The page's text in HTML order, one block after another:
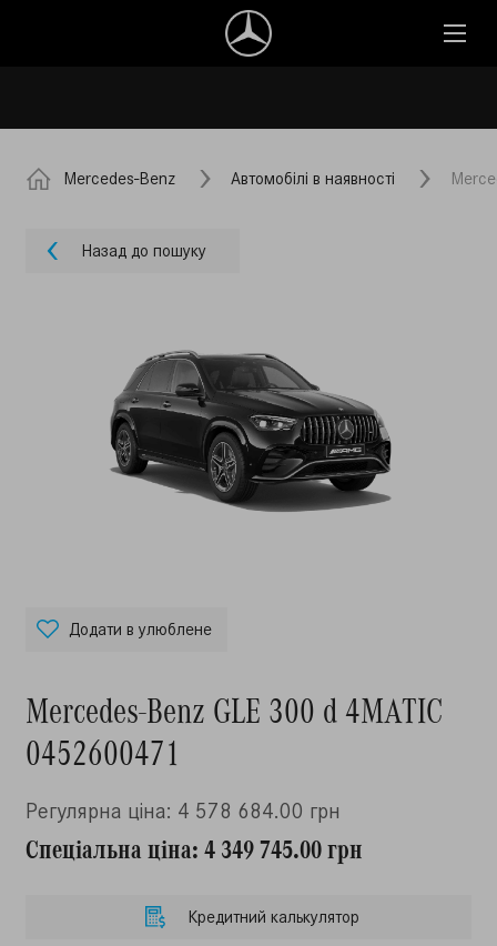
Mercedes-Benz Автомобілі в наявності
Назад до пошуку
Додати в улюблене
Mercedes-Benz GLE 300 d 4MATIC
0452600471
Регулярна ціна: 4 578 684.00 грн
Спеціальна ціна: 4 349 745.00 грн
Кредитний калькулятор